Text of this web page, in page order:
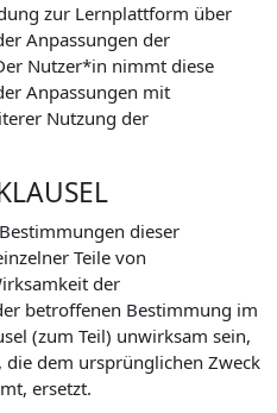
zur Lernplattform über
Anpassungen der
Nutzer*in nimmt diese
Anpassungen mit
Nutzung der
dieser
Teile von
der
betroffenen Bestimmung im
(zum Teil) unwirksam sein,
dem ursprünglichen Zweck
ersetzt.